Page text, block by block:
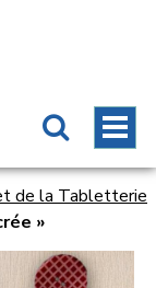
de la Tabletterie
»